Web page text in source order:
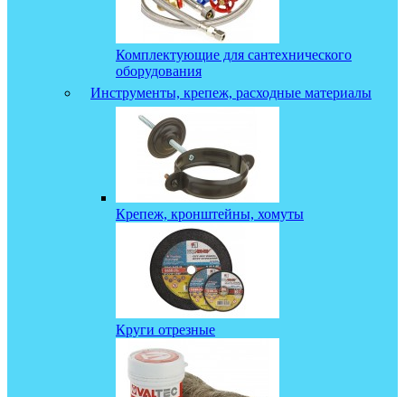
Комплектующие для сантехнического
оборудования
Инструменты, крепеж, расходные материалы
Крепеж, кронштейны, хомуты
Круги отрезные